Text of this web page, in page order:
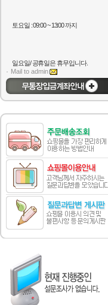
토요일 : 09:00 ~ 13:00 까지
일요일/ 공휴일은 휴무입니다.
Mail to admin